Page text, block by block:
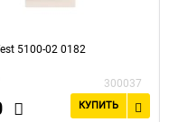
5100-02 0182
300037
КУПИТЬ